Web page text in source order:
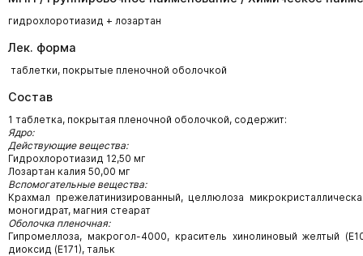
гидрохлоротиазид + лозартан
Лек. форма
таблетки, покрытые пленочной оболочкой
Состав
1 таблетка, покрытая пленочной оболочкой, содержит:
Ядро:
Действующие вещества:
Гидрохлоротиазид 12,50 мг
Лозартан калия 50,00 мг
Вспомогательные вещества:
Крахмал прежелатинизированный, целлюлоза
моногидрат, магния стеарат
Оболочка пленочная:
Гипромеллоза, макрогол-4000, краситель хинолиновый желтый
диоксид (Е171), тальк